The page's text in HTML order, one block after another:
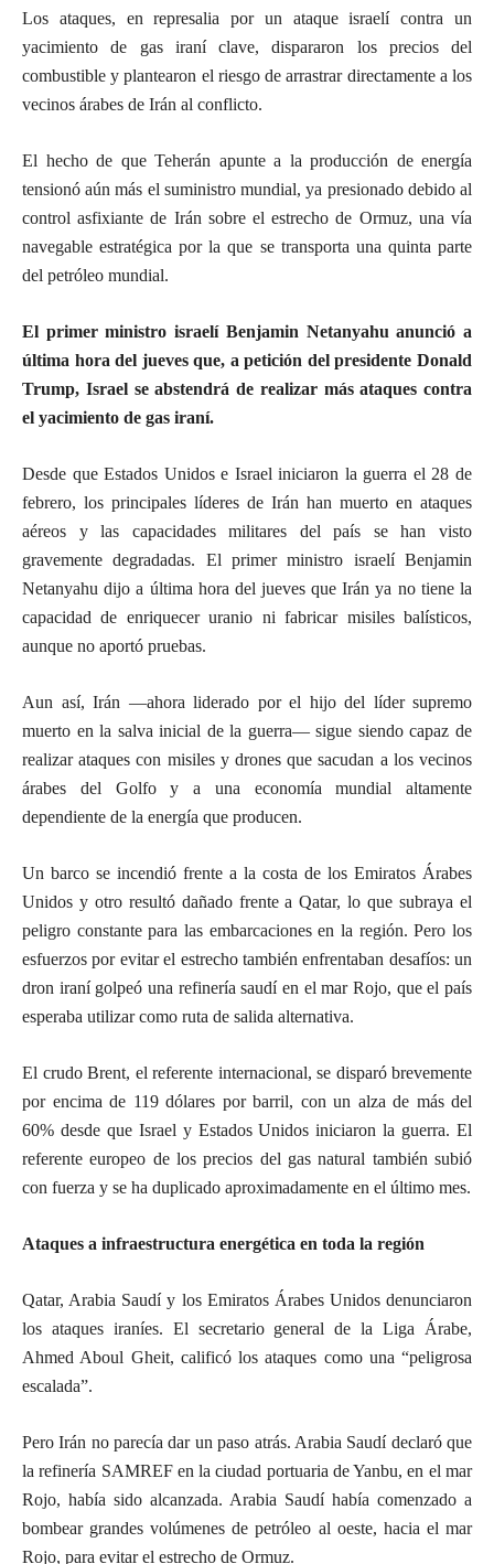
Los ataques, en represalia por un ataque israelí contra un
yacimiento de gas iraní clave, dispararon los precios del
combustible y plantearon el riesgo de arrastrar directamente a los
vecinos árabes de Irán al conflicto.
El hecho de que Teherán apunte a la producción de energía
tensionó aún más el suministro mundial, ya presionado debido al
control asfixiante de Irán sobre el estrecho de Ormuz, una vía
navegable estratégica por la que se transporta una quinta parte
del petróleo mundial.
El primer ministro israelí Benjamin Netanyahu anunció a
última hora del jueves que, a petición del presidente Donald
Trump, Israel se abstendrá de realizar más ataques contra
el yacimiento de gas iraní.
Desde que Estados Unidos e Israel iniciaron la guerra el 28 de
febrero, los principales líderes de Irán han muerto en ataques
aéreos y las capacidades militares del país se han visto
gravemente degradadas. El primer ministro israelí Benjamin
Netanyahu dijo a última hora del jueves que Irán ya no tiene la
capacidad de enriquecer uranio ni fabricar misiles balísticos,
aunque no aportó pruebas.
Aun así, Irán —ahora liderado por el hijo del líder supremo
muerto en la salva inicial de la guerra— sigue siendo capaz de
realizar ataques con misiles y drones que sacudan a los vecinos
árabes del Golfo y a una economía mundial altamente
dependiente de la energía que producen.
Un barco se incendió frente a la costa de los Emiratos Árabes
Unidos y otro resultó dañado frente a Qatar, lo que subraya el
peligro constante para las embarcaciones en la región. Pero los
esfuerzos por evitar el estrecho también enfrentaban desafíos: un
dron iraní golpeó una refinería saudí en el mar Rojo, que el país
esperaba utilizar como ruta de salida alternativa.
El crudo Brent, el referente internacional, se disparó brevemente
por encima de 119 dólares por barril, con un alza de más del
60% desde que Israel y Estados Unidos iniciaron la guerra. El
referente europeo de los precios del gas natural también subió
con fuerza y se ha duplicado aproximadamente en el último mes.
Ataques a infraestructura energética en toda la región
Qatar, Arabia Saudí y los Emiratos Árabes Unidos denunciaron
los ataques iraníes. El secretario general de la Liga Árabe,
Ahmed Aboul Gheit, calificó los ataques como una “peligrosa
escalada”.
Pero Irán no parecía dar un paso atrás. Arabia Saudí declaró que
la refinería SAMREF en la ciudad portuaria de Yanbu, en el mar
Rojo, había sido alcanzada. Arabia Saudí había comenzado a
bombear grandes volúmenes de petróleo al oeste, hacia el mar
Rojo, para evitar el estrecho de Ormuz.